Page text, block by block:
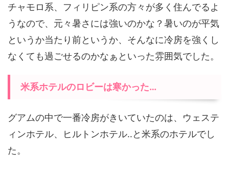
チャモロ系、フィリピン系の方々が多く住んでるよ
うなので、元々暑さには強いのかな？暑いのが平気
というか当たり前というか、そんなに冷房を強くし
なくても過ごせるのかなぁといった雰囲気でした。
米系ホテルのロビーは寒かった…
グアムの中で一番冷房がきいていたのは、ウェステ
ィンホテル、ヒルトンホテル‥と米系のホテルでし
た。